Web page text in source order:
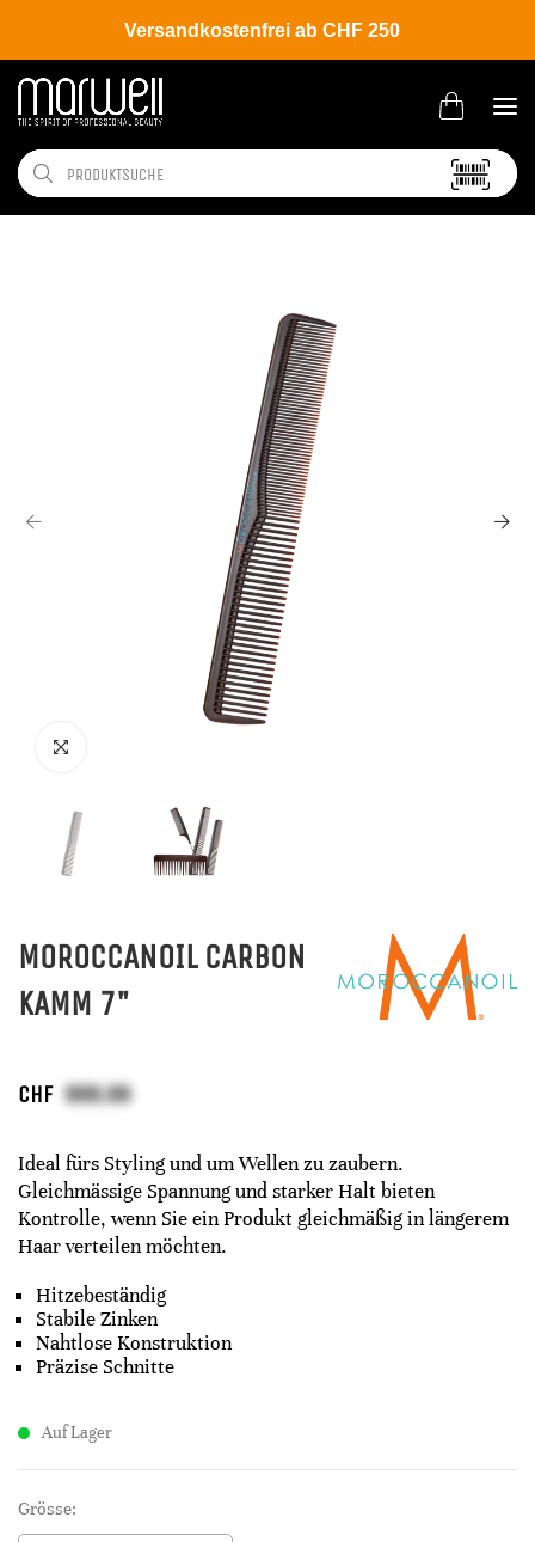
Versandkostenfrei ab CHF 250
Shop Brands Moroccanoil
MOROCCANOIL CARBON
KAMM 7"
CHF
Ideal fürs Styling und um Wellen zu zaubern.
Gleichmässige Spannung und starker Halt bieten
Kontrolle, wenn Sie ein Produkt gleichmäßig in längerem
Haar verteilen möchten.
Hitzebeständig
Stabile Zinken
Nahtlose Konstruktion
Präzise Schnitte
Auf Lager
Grösse: